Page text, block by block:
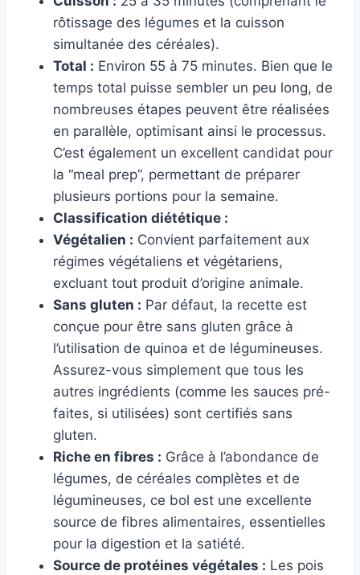
rôtissage des légumes et la cuisson
simultanée des céréales).
Total : Environ 55 à 75 minutes. Bien que le
temps total puisse sembler un peu long, de
nombreuses étapes peuvent être réalisées
en parallèle, optimisant ainsi le processus.
C’est également un excellent candidat pour
la “meal prep”, permettant de préparer
plusieurs portions pour la semaine.
Classification diététique :
Végétalien : Convient parfaitement aux
régimes végétaliens et végétariens,
excluant tout produit d’origine animale.
Sans gluten : Par défaut, la recette est
conçue pour être sans gluten grâce à
l’utilisation de quinoa et de légumineuses.
Assurez-vous simplement que tous les
autres ingrédients (comme les sauces pré-
faites, si utilisées) sont certifiés sans
gluten.
Riche en fibres : Grâce à l’abondance de
légumes, de céréales complètes et de
légumineuses, ce bol est une excellente
source de fibres alimentaires, essentielles
pour la digestion et la satiété.
Source de protéines végétales : Les pois